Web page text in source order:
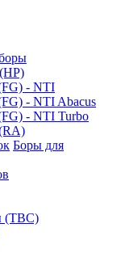
- NTI
- NTI Abacus
- NTI Turbo
Боры для
(ТВС)